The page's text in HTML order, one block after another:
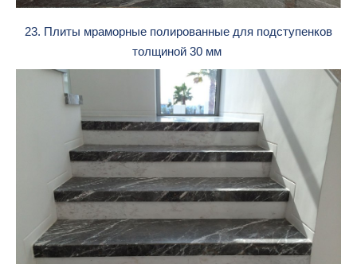
23. Плиты мраморные полированные для подступенков
толщиной 30 мм